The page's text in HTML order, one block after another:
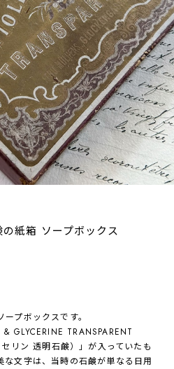
紙箱 ソープボックス
プボックスです。
GLYCERINE TRANSPARENT
リン 透明石鹸）」が入っていたも
文字は、当時の石鹸が単なる日用